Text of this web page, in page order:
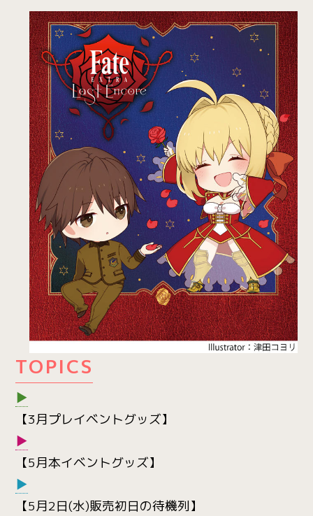
TOPICS
▶
【3月プレイベントグッズ】
▶
【5月本イベントグッズ】
▶
【5月2日(水)販売初日の待機列】